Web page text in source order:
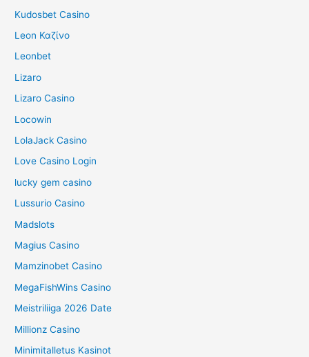
Kudosbet Casino
Leon Καζίνο
Leonbet
Lizaro
Lizaro Casino
Locowin
LolaJack Casino
Love Casino Login
lucky gem casino
Lussurio Casino
Madslots
Magius Casino
Mamzinobet Casino
MegaFishWins Casino
Meistriliiga 2026 Date
Millionz Casino
Minimitalletus Kasinot